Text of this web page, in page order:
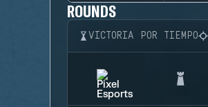
ROUNDS
VICTORIA POR TIEMPO